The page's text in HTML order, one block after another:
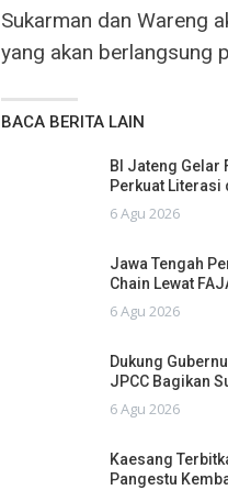
Sukarman dan Wareng
yang akan berlangsung
BACA BERITA LAIN
BI Jateng Gelar
Perkuat
6 Agu 2026
Jawa Tengah
Chain Lewat
6 Agu 2026
Dukung
JPCC Bagikan
6 Agu 2026
Kaesang
Pangestu